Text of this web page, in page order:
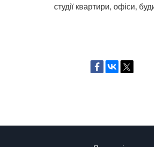
студії квартири, офіси,